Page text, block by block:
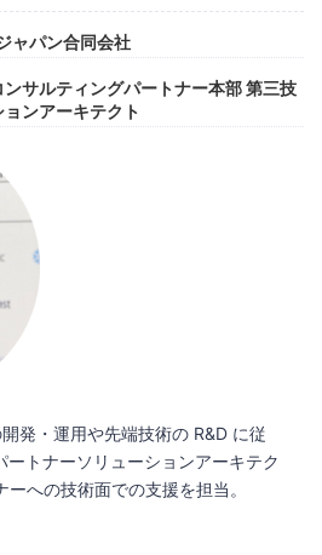
ャパン合同会社
サルティングパートナー本部 第三技
ンアーキテクト
発・運用や先端技術の R&D に従
トナーソリューションアーキテク
ーへの技術面での支援を担当。